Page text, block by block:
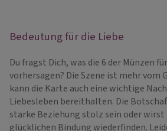
Bedeutung für die Liebe
Du fragst Dich, was die 6 der Münzen
vorhersagen? Die Szene ist mehr vom
kann die Karte auch eine wichtige
Liebesleben bereithalten. Die
starke Beziehung stolz sein oder wirst
glücklichen Bindung wiederfinden.